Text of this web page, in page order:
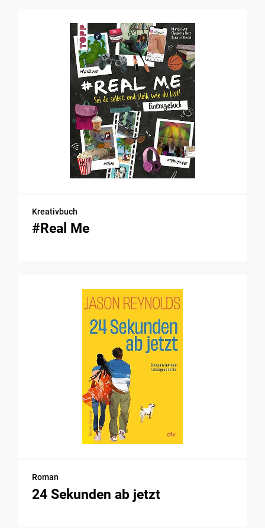
Kreativbuch
#Real Me
Roman
24 Sekunden ab jetzt